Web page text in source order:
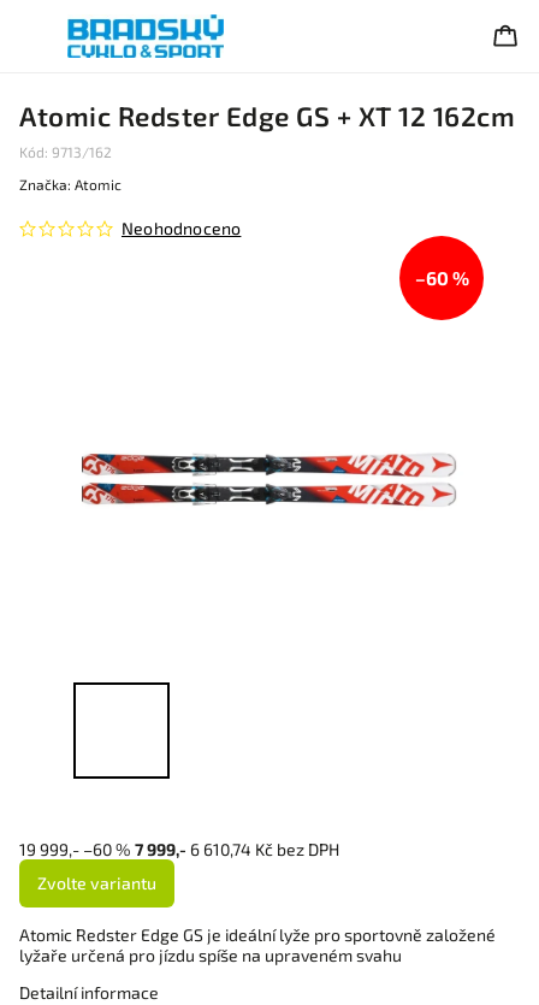
Atomic Redster Edge GS + XT 12 162cm
Kód: 9713/162
Neohodnoceno
Značka: Atomic
–60 %
19 999,- –60 % 7 999,- 6 610,74 Kč bez DPH
Zvolte variantu
Atomic Redster Edge GS je ideální lyže pro sportovně založené
lyžaře určená pro jízdu spíše na upraveném svahu
Detailní informace